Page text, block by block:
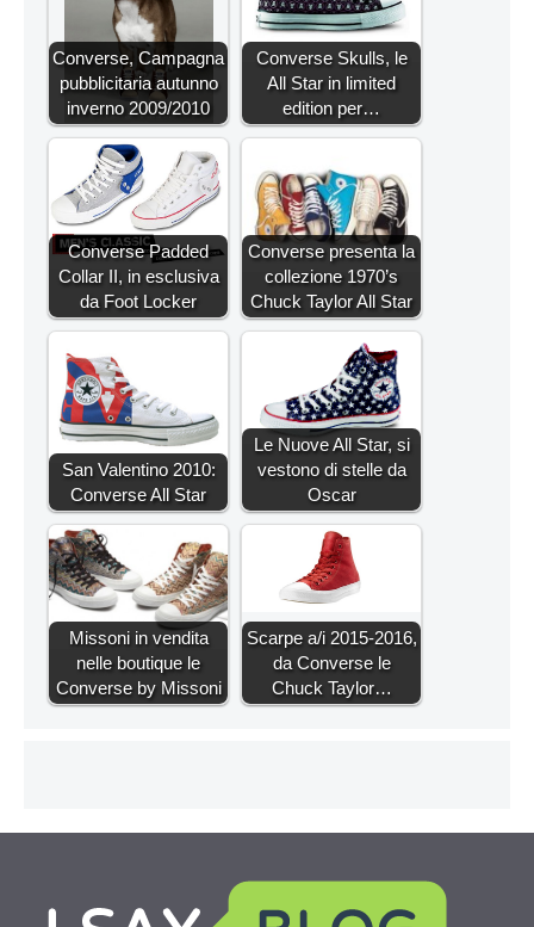
Converse, Campagna
pubblicitaria autunno
inverno 2009/2010
Converse Skulls, le
All Star in limited
edition per…
Converse Padded
Collar II, in esclusiva
da Foot Locker
Converse presenta la
collezione 1970’s
Chuck Taylor All Star
San Valentino 2010:
Converse All Star
Le Nuove All Star, si
vestono di stelle da
Oscar
Missoni in vendita
nelle boutique le
Converse by Missoni
Scarpe a/i 2015-2016,
da Converse le
Chuck Taylor…